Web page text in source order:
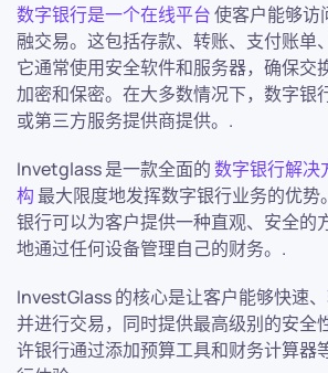
数字银行是一个在线平台使客户能够访
融交易。这包括存款、转账、支付账单
它通常使用安全软件和服务器，确保交
加密和保密。在大多数情况下，数字银
或第三方服务提供商提供。.
Invetglass 是一款全面的数字银行解决
构最大限度地发挥数字银行业务的优势
银行可以为客户提供一种直观、安全的
地通过任何设备管理自己的财务。.
InvestGlass 的核心是让客户能够快速
并进行交易，同时提供最高级别的安全
许银行通过添加预算工具和财务计算器